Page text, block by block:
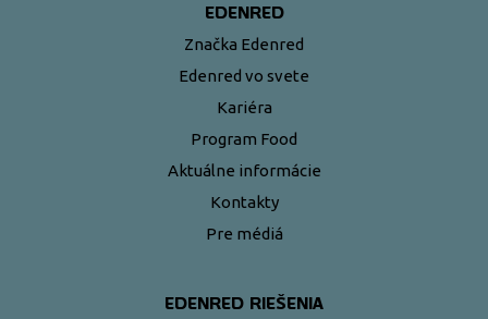
EDENRED
Značka Edenred
Edenred vo svete
Kariéra
Program Food
Aktuálne informácie
Kontakty
Pre médiá
EDENRED RIEŠENIA